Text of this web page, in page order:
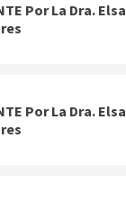
Por La Dra. Elsa
Por La Dra. Elsa